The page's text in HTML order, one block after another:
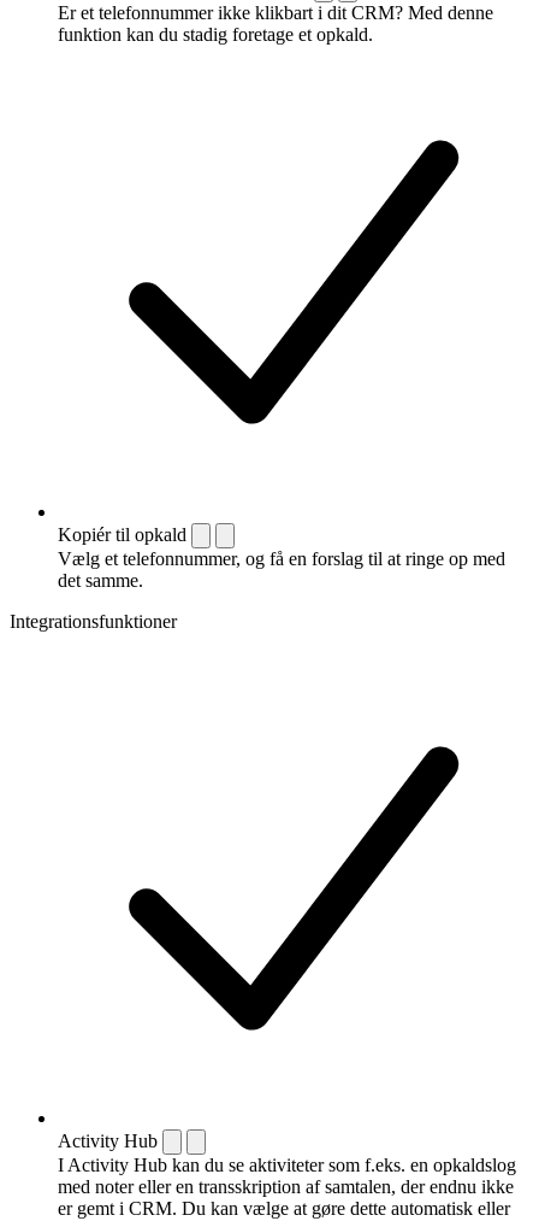
Er et telefonnummer ikke klikbart i dit CRM? Med denne
funktion kan du stadig foretage et opkald.
Kopiér til opkald
Vælg et telefonnummer, og få en forslag til at ringe op med
det samme.
Integrationsfunktioner
Activity Hub
I Activity Hub kan du se aktiviteter som f.eks. en opkaldslog
med noter eller en transskription af samtalen, der endnu ikke
er gemt i CRM. Du kan vælge at gøre dette automatisk eller